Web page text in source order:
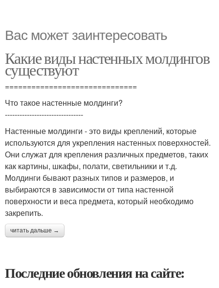
Вас может заинтересовать
Какие виды настенных молдингов
существуют
==============================
Что такое настенные молдинги?
--------------------------------
Настенные молдинги - это виды креплений, которые
используются для укрепления настенных поверхностей.
Они служат для крепления различных предметов, таких
как картины, шкафы, полати, светильники и т.д.
Молдинги бывают разных типов и размеров, и
выбираются в зависимости от типа настенной
поверхности и веса предмета, который необходимо
закрепить.
читать дальше →
Последние обновления на сайте: